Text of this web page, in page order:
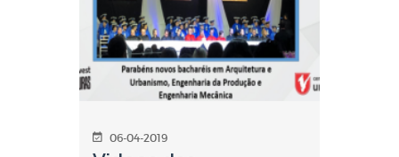
06-04-2019